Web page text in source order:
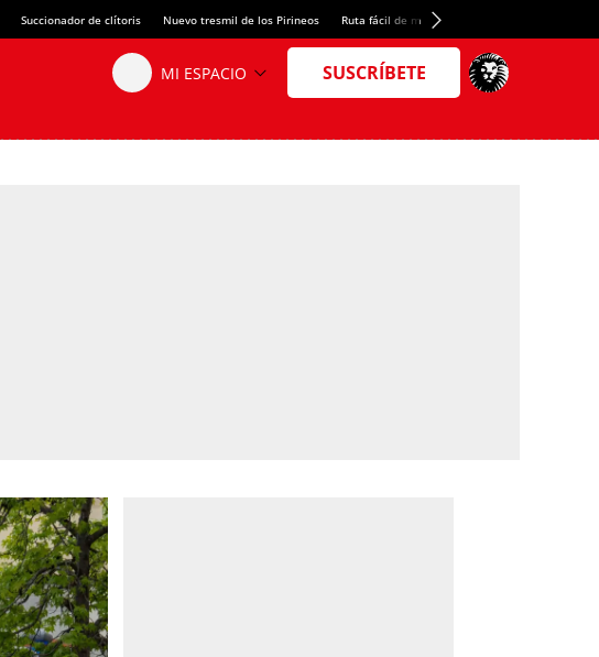
Succionador de clítoris Nuevo tresmil de los Pirineos Ruta fácil de montaña